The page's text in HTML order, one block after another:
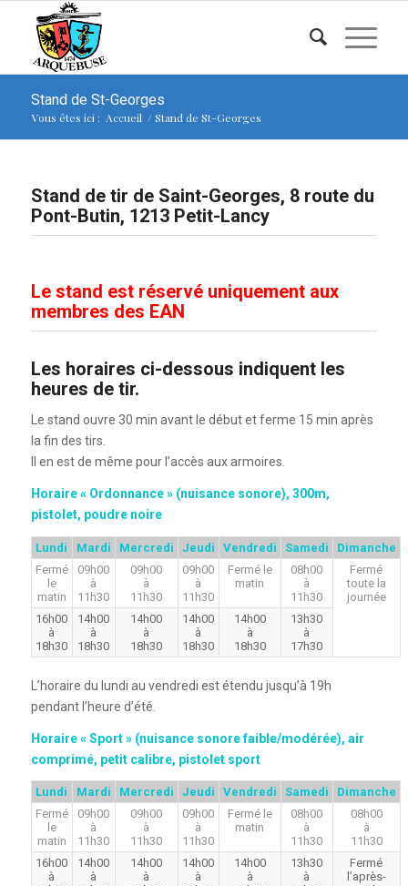
Stand de St-Georges
Vous êtes ici : Accueil / Stand de St-Georges
Stand de tir de Saint-Georges, 8 route du
Pont-Butin, 1213 Petit-Lancy
Le stand est réservé uniquement aux
membres des EAN
Les horaires ci-dessous indiquent les
heures de tir.
Le stand ouvre 30 min avant le début et ferme 15 min après
la fin des tirs.
Il en est de même pour l’accès aux armoires.
Horaire « Ordonnance » (nuisance sonore), 300m,
pistolet, poudre noire
Lundi Mardi Mercredi Jeudi Vendredi Samedi
Dimanche
Fermé
le
matin
09h00
à
11h30
09h00
à
11h30
09h00
à
11h30
Fermé le
matin
08h00
à
11h30
Fermé
toute la
journée
16h00
à
18h30
14h00
à
18h30
14h00
à
18h30
14h00
à
18h30
14h00
à
18h30
13h30
à
17h30
L’horaire du lundi au vendredi est étendu jusqu’à 19h
pendant l’heure d’été.
Horaire « Sport » (nuisance sonore faible/modérée), air
comprimé, petit calibre, pistolet sport
Lundi Mardi Mercredi Jeudi Vendredi Samedi
Dimanche
Fermé
le
matin
09h00
à
11h30
09h00
à
11h30
09h00
à
11h30
Fermé le
matin
08h00
à
11h30
08h00
à
11h30
16h00
à
14h00
à
14h00
à
14h00
à
14h00
à
13h30
à
Fermé
l’après-